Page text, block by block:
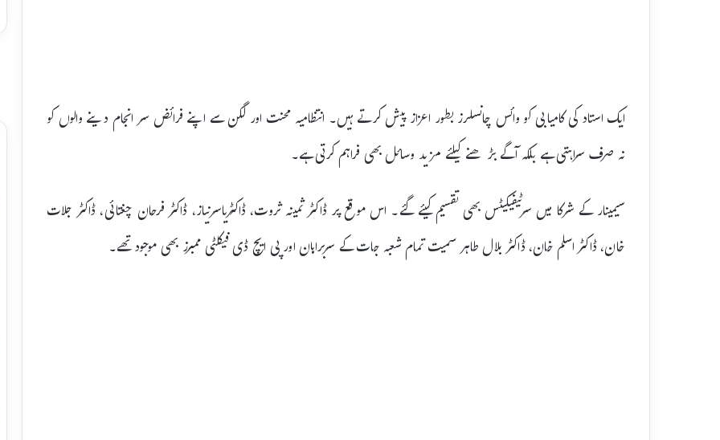
ایک استاد کی کامیابی کو وائس چانسلرز بطور اعزاز پیش کرتے ہیں۔ انتظامیہ محنت اور لگن سے اپنے فرائض سر انجام دینے والوں کو
نہ صرف سراہتی ہے بلکہ آگے بڑھنے کیلئے مزید وسائل بھی فراہم کرتی ہے۔
سیمینار کے شرکا میں سرٹیفیکیٹس بھی تقسیم کیئے گئے۔ اس موقع پر ڈاکٹر ثمینہ ثروت، ڈاکٹریاسرنیاز، ڈاکٹر فرحان چغتائی، ڈاکٹر جلات
خان، ڈاکٹر اسلم خان، ڈاکٹر بلال طاہر سمیت تمام شعبہ جات کے سربراہان اور پی ایچ ڈی فیکلٹی ممبرز بھی موجود تھے۔